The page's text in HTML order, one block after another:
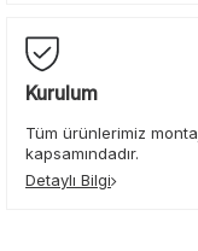
Kurulum
Tüm ürünlerimiz
kapsamındadır.
Detaylı Bilgi